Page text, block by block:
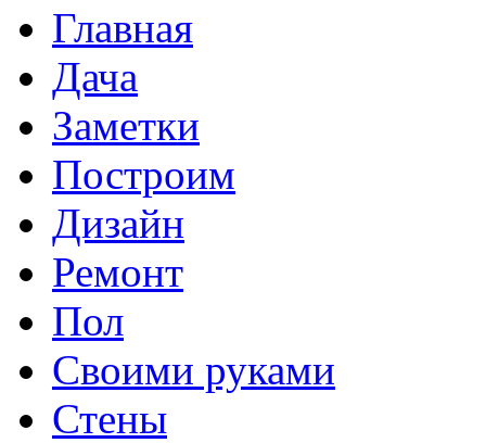
Главная
Дача
Заметки
Построим
Дизайн
Ремонт
Пол
Своими руками
Стены